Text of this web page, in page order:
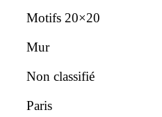
Motifs 20×20
Mur
Non classifié
Paris